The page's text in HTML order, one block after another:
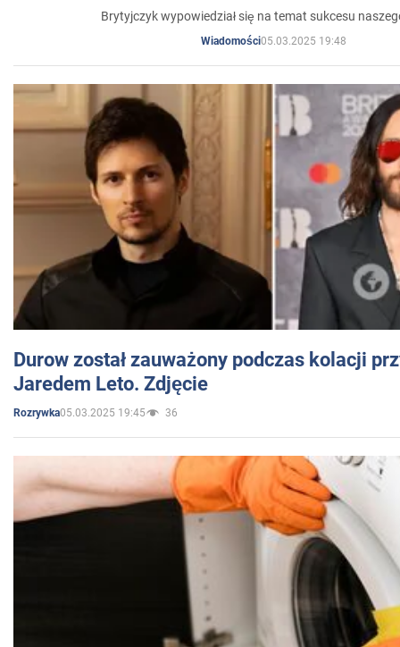
Brytyjczyk wypowiedział się na temat sukcesu
Wiadomości05.03.2025 19:48
Durow został zauważony podczas kolacji
Jaredem Leto. Zdjęcie
Rozrywka05.03.2025 19:45 36